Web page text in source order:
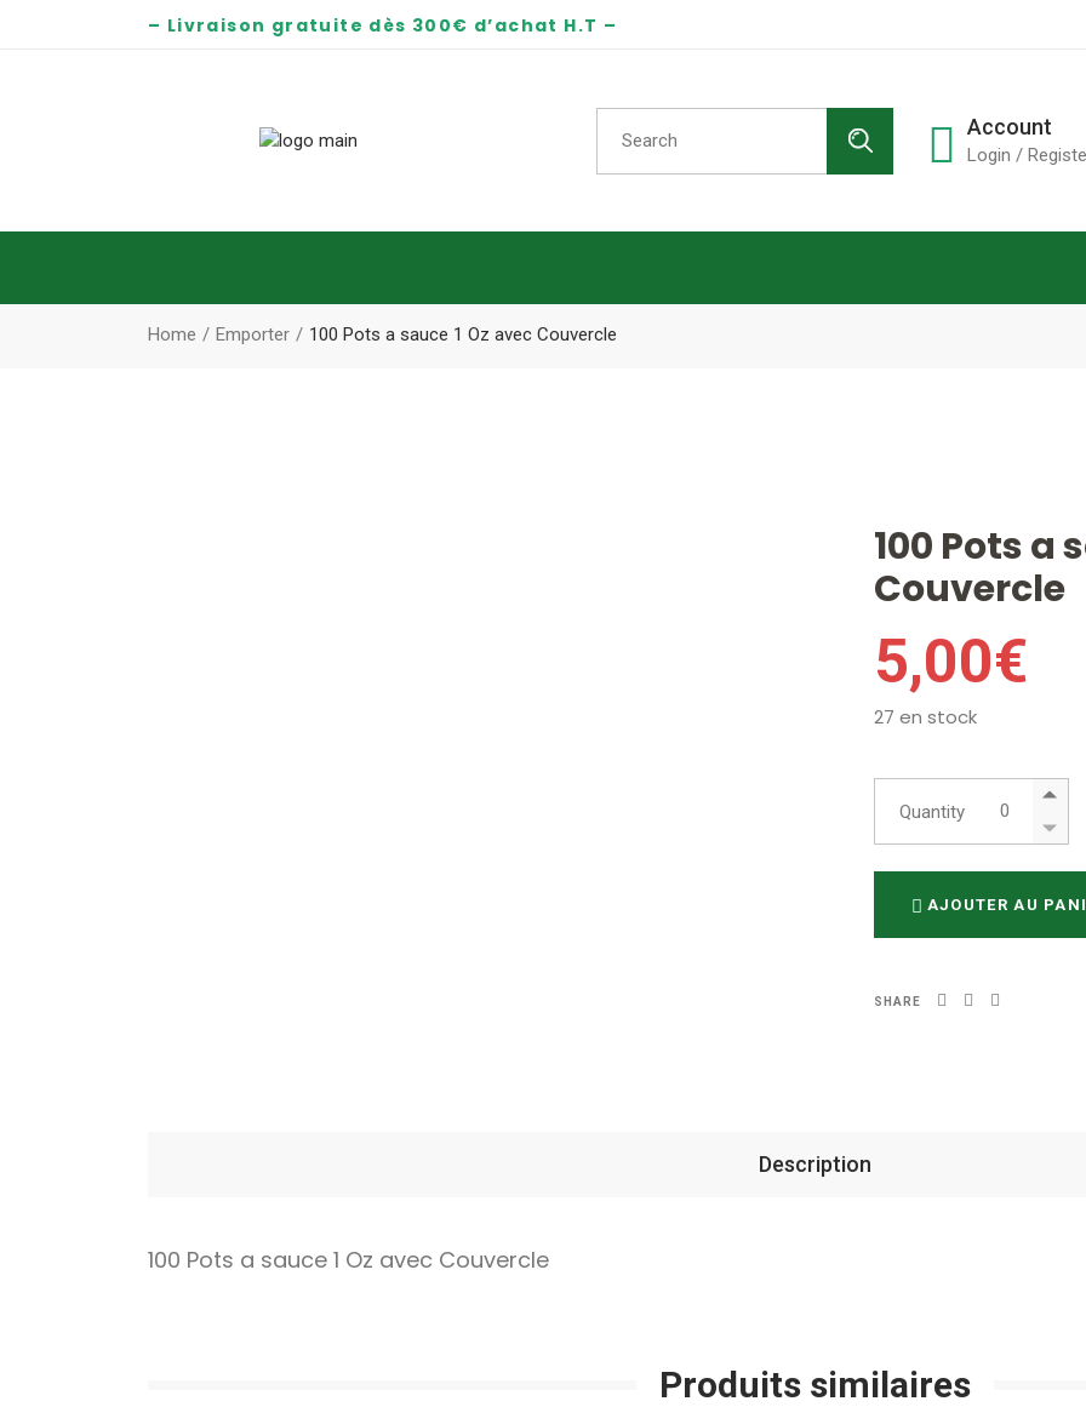
– Livraison gratuite dès 300€ d’achat H.T –
Search
for:
Account
Login /
Home Emporter 100 Pots a sauce 1 Oz avec Couvercle
100 Pots a
Couvercle
5,00€
27 en stock
Quantity
100 Pots a
AJOUTER AU
SHARE
Description
100 Pots a sauce 1 Oz avec Couvercle
Produits similaires